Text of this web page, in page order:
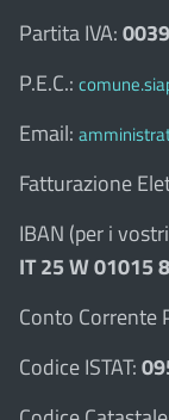
Partita IVA:
P.E.C.:
Email:
Fatturazione
IBAN (per i
IT 25 W 01015
Conto Corrente
Codice ISTAT: